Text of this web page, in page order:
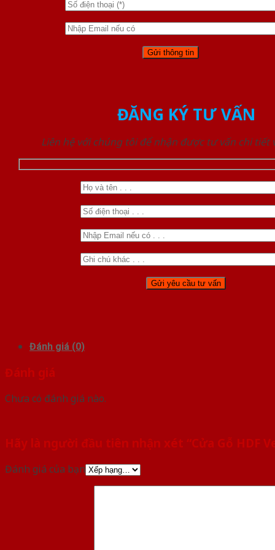
ĐĂNG KÝ TƯ VẤN
Liên hệ với chúng tôi để nhận được tư vấn chi tiết
Đánh giá (0)
Đánh giá
Chưa có đánh giá nào.
Hãy là người đầu tiên nhận xét “Cửa Gỗ HDF
Đánh giá của bạn